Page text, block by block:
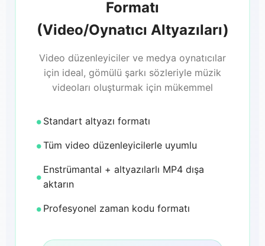
Formatı
(Video/Oynatıcı Altyazıları)
Video düzenleyiciler ve medya oynatıcılar
için ideal, gömülü şarkı sözleriyle müzik
videoları oluşturmak için mükemmel
Standart altyazı formatı
Tüm video düzenleyicilerle uyumlu
Enstrümantal + altyazılarlı MP4 dışa
aktarın
Profesyonel zaman kodu formatı